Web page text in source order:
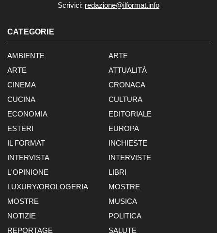
Scrivici: redazione@ilformat.info
CATEGORIE
AMBIENTE
ARTE
ARTE
ATTUALITÀ
CINEMA
CRONACA
CUCINA
CULTURA
ECONOMIA
EDITORIALE
ESTERI
EUROPA
IL FORMAT
INCHIESTE
INTERVISTA
INTERVISTE
L'OPINIONE
LIBRI
LUXURY/OROLOGERIA
MOSTRE
MOSTRE
MUSICA
NOTIZIE
POLITICA
REPORTAGE
SALUTE